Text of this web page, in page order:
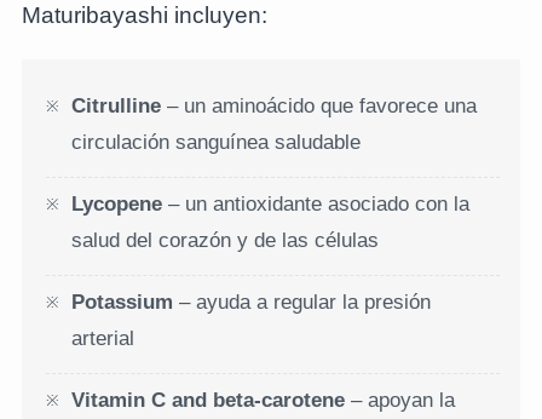
Maturibayashi incluyen:
Citrulline – un aminoácido que favorece una
circulación sanguínea saludable
Lycopene – un antioxidante asociado con la
salud del corazón y de las células
Potassium – ayuda a regular la presión
arterial
Vitamin C and beta-carotene – apoyan la